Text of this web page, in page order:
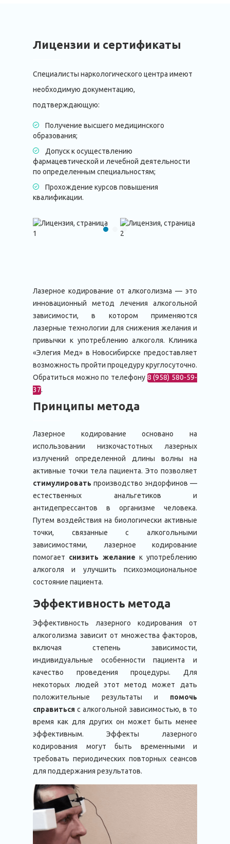
Лицензии и сертификаты
Специалисты наркологического центра имеют
необходимую документацию,
подтверждающую:
Получение высшего медицинского
образования;
Допуск к осуществлению
фармацевтической и лечебной деятельности
по определенным специальностям;
Прохождение курсов повышения
квалификации.
Лазерное кодирование от алкоголизма — это
инновационный метод лечения алкогольной
зависимости, в котором применяются
лазерные технологии для снижения желания и
привычки к употреблению алкоголя. Клиника
«Элегия Мед» в Новосибирске предоставляет
возможность пройти процедуру круглосуточно.
Обратиться можно по телефону 8 (958) 580-59-
37.
Принципы метода
Лазерное кодирование основано на
использовании низкочастотных лазерных
излучений определенной длины волны на
активные точки тела пациента. Это позволяет
стимулировать производство эндорфинов —
естественных анальгетиков и
антидепрессантов в организме человека.
Путем воздействия на биологически активные
точки, связанные с алкогольными
зависимостями, лазерное кодирование
помогает снизить желание к употреблению
алкоголя и улучшить психоэмоциональное
состояние пациента.
Эффективность метода
Эффективность лазерного кодирования от
алкоголизма зависит от множества факторов,
включая степень зависимости,
индивидуальные особенности пациента и
качество проведения процедуры. Для
некоторых людей этот метод может дать
положительные результаты и помочь
справиться с алкогольной зависимостью, в то
время как для других он может быть менее
эффективным. Эффекты лазерного
кодирования могут быть временными и
требовать периодических повторных сеансов
для поддержания результатов.